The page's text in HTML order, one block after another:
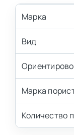
Марка
Вид
Марка
Количество